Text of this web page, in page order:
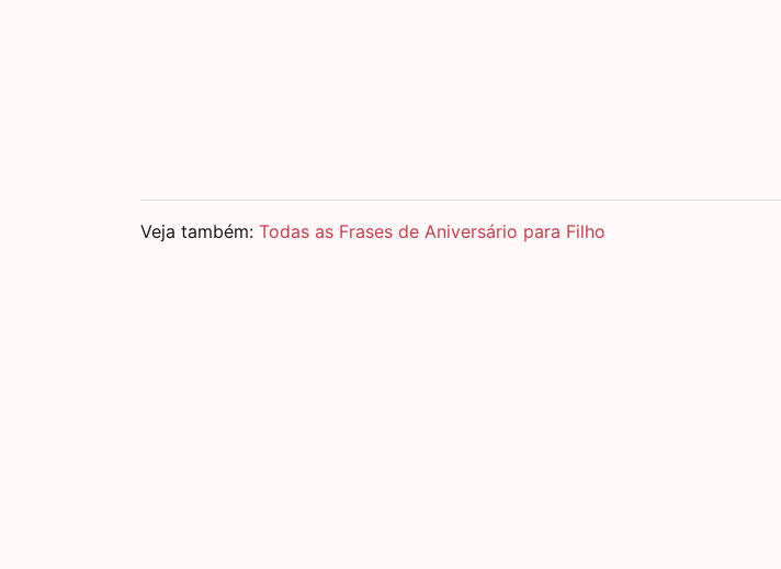
Veja também: Todas as Frases de Aniversário para Filho